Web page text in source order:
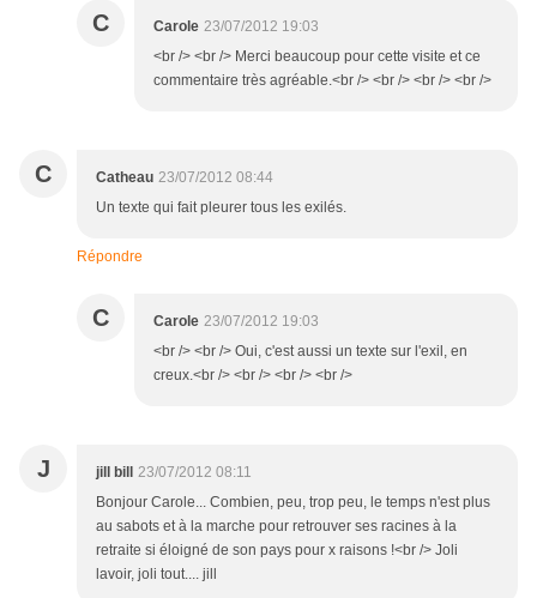
C Carole 23/07/2012 19:03
<br /> <br /> Merci beaucoup pour cette visite et ce
commentaire très agréable.<br /> <br /> <br /> <br />
C Catheau 23/07/2012 08:44
Un texte qui fait pleurer tous les exilés.
Répondre
C Carole 23/07/2012 19:03
<br /> <br /> Oui, c'est aussi un texte sur l'exil, en
creux.<br /> <br /> <br /> <br />
J jill bill
23/07/2012 08:11
Bonjour Carole... Combien, peu, trop peu, le temps n'est plus
au sabots et à la marche pour retrouver ses racines à la
retraite si éloigné de son pays pour x raisons !<br /> Joli
lavoir, joli tout.... jill